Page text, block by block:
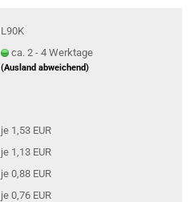
L90K
ca. 2 - 4 Werktage
(Ausland abweichend)
je 1,53 EUR
je 1,13 EUR
je 0,88 EUR
je 0,76 EUR